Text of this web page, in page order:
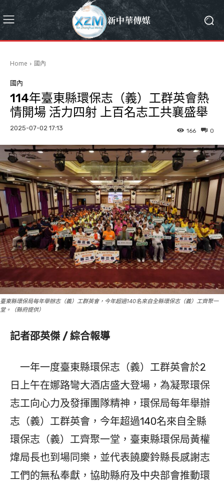
Home 國內
國內
114年臺東縣環保志（義）工群英會熱
情開場 活力四射 上百名志工共襄盛舉
2025-07-02 17:13 0
166
臺東縣環保局每年舉辦志（義）工群英會，今年超過140名來自全縣環保志（義）工齊聚一
堂。（縣府提供）
記者邵英傑 / 綜合報導
一年一度臺東縣環保志（義）工群英會於2
日上午在娜路彎大酒店盛大登場，為凝聚環保
志工向心力及發揮團隊精神，環保局每年舉辦
志（義）工群英會，今年超過140名來自全縣
環保志（義）工齊聚一堂，臺東縣環保局黃權
煒局長也到場同樂，並代表饒慶鈴縣長感謝志
工們的無私奉獻，協助縣府及中央部會推動環